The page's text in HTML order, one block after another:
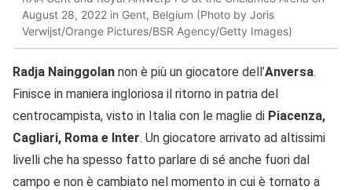
August 28, 2022 in Gent, Belgium (Photo by Joris
Verwijst/Orange Pictures/BSR Agency/Getty Images)
Radja Nainggolan non è più un giocatore dell’Anversa.
Finisce in maniera ingloriosa il ritorno in patria del
centrocampista, visto in Italia con le maglie di Piacenza,
Cagliari, Roma e Inter. Un giocatore arrivato ad altissimi
livelli che ha spesso fatto parlare di sé anche fuori dal
campo e non è cambiato nel momento in cui è tornato a